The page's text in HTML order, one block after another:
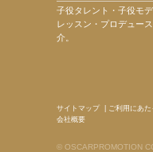
子役タレント・子役モ
レッスン・プロデュー
介。
サイトマップ| ご利用にあた
会社概要
© OSCARPROMOTION